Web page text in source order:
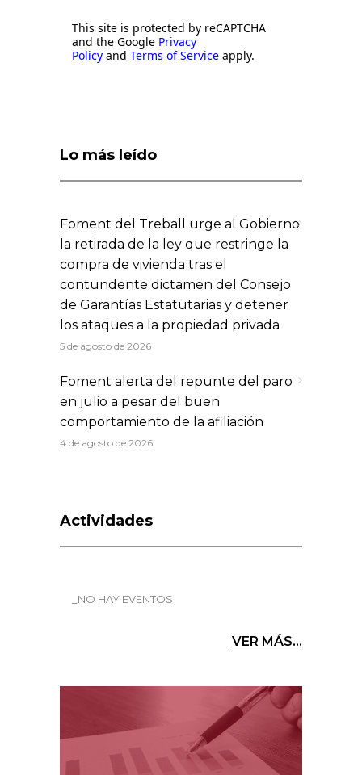
This site is protected by reCAPTCHA
and the Google Privacy
Policy and Terms of Service apply.
Lo más leído
Foment del Treball urge al Gobierno
la retirada de la ley que restringe la
compra de vivienda tras el
contundente dictamen del Consejo
de Garantías Estatutarias y detener
los ataques a la propiedad privada
5 de agosto de 2026
Foment alerta del repunte del paro
en julio a pesar del buen
comportamiento de la afiliación
4 de agosto de 2026
Actividades
_NO HAY EVENTOS
VER MÁS...